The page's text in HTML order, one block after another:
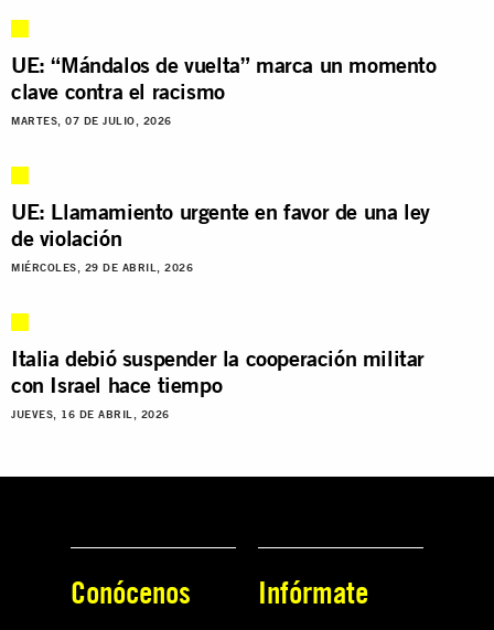
UE: “Mándalos de vuelta” marca un momento
clave contra el racismo
MARTES, 07 DE JULIO, 2026
UE: Llamamiento urgente en favor de una ley
de violación
MIÉRCOLES, 29 DE ABRIL, 2026
Italia debió suspender la cooperación militar
con Israel hace tiempo
JUEVES, 16 DE ABRIL, 2026
Conócenos Infórmate